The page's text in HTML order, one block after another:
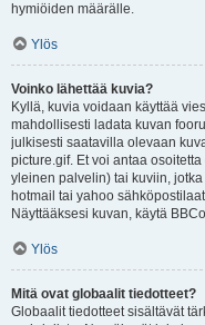
hymiöiden määrälle.
Ylös
Voinko lähettää kuvia?
Kyllä, kuvia voidaan käyttää
mahdollisesti ladata kuvan
julkisesti saatavilla olevaan
picture.gif. Et voi antaa
yleinen palvelin) tai kuviin,
hotmail tai yahoo
Näyttääksesi kuvan, käytä
Ylös
Mitä ovat globaalit tiedotteet?
Globaalit tiedotteet sisältävät